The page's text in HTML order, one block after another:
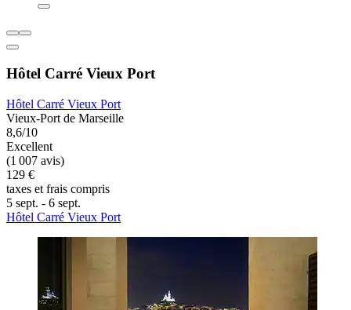
Hôtel Carré Vieux Port
Hôtel Carré Vieux Port
Vieux-Port de Marseille
8,6/10
Excellent
(1 007 avis)
129 €
taxes et frais compris
5 sept. - 6 sept.
Hôtel Carré Vieux Port